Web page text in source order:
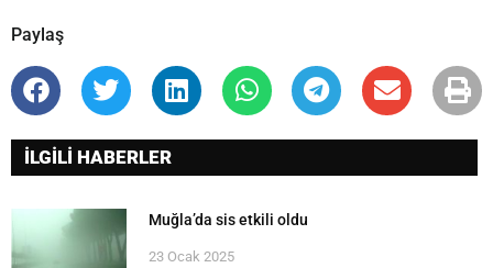
Paylaş
İLGİLİ HABERLER
Muğla’da sis etkili oldu
23 Ocak 2025